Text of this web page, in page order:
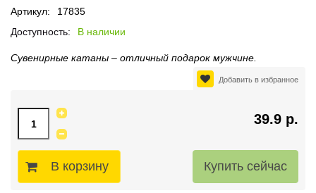
Артикул:
17835
Доступность:
В наличии
Сувенирные катаны – отличный подарок мужчине.
Добавить в избранное
39.9 р.
В корзину